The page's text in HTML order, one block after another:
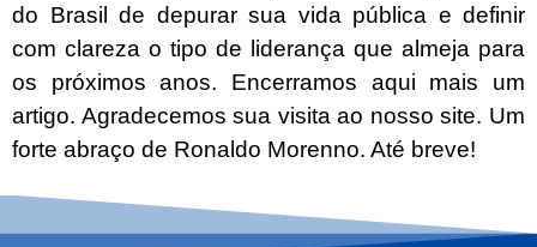
do Brasil de depurar sua vida pública e definir
com clareza o tipo de liderança que almeja para
os próximos anos. Encerramos aqui mais um
artigo. Agradecemos sua visita ao nosso site. Um
forte abraço de Ronaldo Morenno. Até breve!